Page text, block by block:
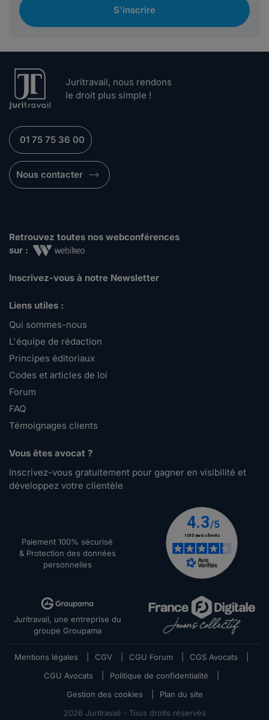
S'inscrire
Juritravail, nous rendons
le droit plus simple !
01 75 75 36 00
Nous contacter
Retrouvez toutes nos webconférences
sur :
Inscrivez-vous à notre Newsletter
Liens utiles :
Qui sommes-nous
L'équipe de rédaction
Principes éditoriaux
Codes et articles de loi
Forum
FAQ
Témoignages clients
Vous êtes avocat ?
Inscrivez-vous gratuitement pour gagner en visibilité et
développez votre clientèle
Paiement 100% sécurisé
& Protection des données
personnelles
Juritravail, une entreprise du
groupe Groupama
Mentions légales CGV CGU Forum CGS Avocats
CGU Avocats
Politique de confidentialité
Gestion des cookies
Plan du site
2026 Juritravail - Tous droits réservés